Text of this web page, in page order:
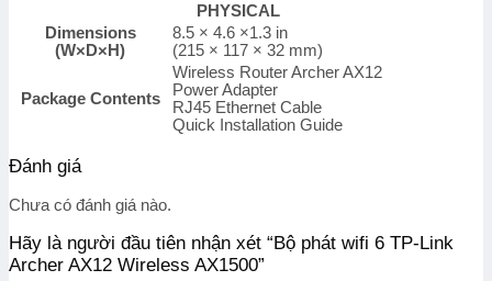
PHYSICAL
Dimensions
(W×D×H)
8.5 × 4.6 ×1.3 in
(215 × 117 × 32 mm)
Package Contents
Wireless Router Archer AX12
Power Adapter
RJ45 Ethernet Cable
Quick Installation Guide
Đánh giá
Chưa có đánh giá nào.
Hãy là người đầu tiên nhận xét “Bộ phát wifi 6 TP-Link
Archer AX12 Wireless AX1500”